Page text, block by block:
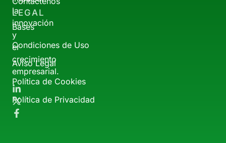
la
innovación
y
el
crecimiento
empresarial.
LEGAL
Bases
Condiciones de Uso
Aviso Legal
Política de Cookies
Política de Privacidad